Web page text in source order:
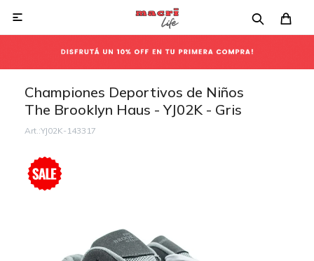

Championes Deportivos de Niños
The Brooklyn Haus - YJ02K - Gris
YJ02K-143317